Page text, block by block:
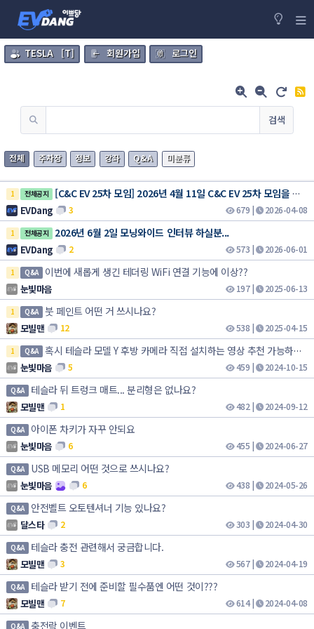
TESLA [T] 회원가입 로그인
검색
전체 주차장 정보 강좌 Q&A 미분류
1 전체공지 [C&C EV 25차 모임] 2026년 4월 11일 C&C EV 25차 모임을 진행 합니다
EVDang 3 679 | 2026-04-08
1 전체공지 2026년 6월 2일 모닝와이드 인터뷰 하실분...
EVDang 2 573 | 2026-06-01
1 Q&A 이번에 새롭게 생긴 테더링 WiFi 연결 기능에 이상??
눈빛마음 197| 2025-06-13
1 Q&A 붓 페인트 어떤 거 쓰시나요?
모빌맨 12 538 | 2025-04-15
1 Q&A 혹시 테슬라 모델 Y 후방 카메라 직접 설치하는 영상 추천 가능하신가요?
눈빛마음 5 459 | 2024-10-15
Q&A 테슬라 뒤 트렁크 매트... 분리형은 없나요?
모빌맨 1 482 | 2024-09-12
Q&A 아이폰 차키가 자꾸 안되요
눈빛마음 6 455 | 2024-06-27
Q&A USB 메모리 어떤 것으로 쓰시나요?
눈빛마음 6 438 | 2024-05-26
Q&A 안전벨트 오토텐셔너 기능 있나요?
달스타 2 303 | 2024-04-30
Q&A 테슬라 충전 관련해서 궁금합니다.
모빌맨 3 567| 2024-04-19
Q&A 테슬라 받기 전에 준비할 필수품엔 어떤 것이???
모빌맨 7 614| 2024-04-08
Q&A 충전락 이벤트